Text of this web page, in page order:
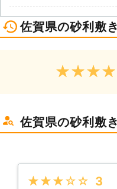
佐賀県の砂利敷
佐賀県の砂利敷
★★★★★ 3